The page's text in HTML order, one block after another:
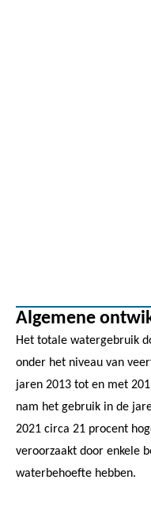
Algemene
Het totale watergebruik
onder het niveau van
jaren 2013 tot en met
nam het gebruik in de
2021 circa 21 procent
veroorzaakt door enkele
waterbehoefte hebben.